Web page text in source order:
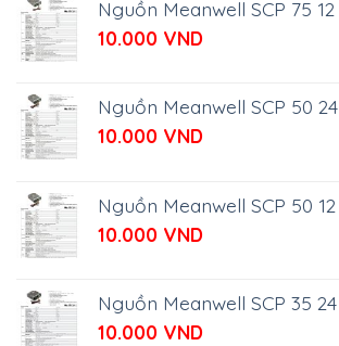
Nguồn Meanwell SCP 75 12
10.000 VND
Nguồn Meanwell SCP 50 24
10.000 VND
Nguồn Meanwell SCP 50 12
10.000 VND
Nguồn Meanwell SCP 35 24
10.000 VND